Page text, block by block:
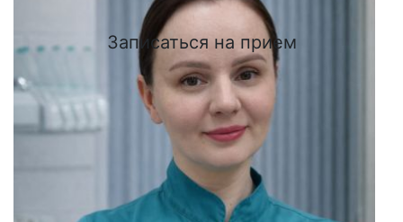
Записаться на прием